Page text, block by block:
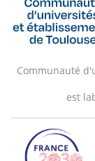
Communauté
est